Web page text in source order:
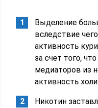
Выделение
вследствие
активность
за счет того,
медиаторов из
активность
Никотин